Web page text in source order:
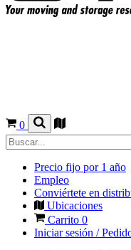
0
Precio fijo por 1 año
Empleo
Conviértete en
Ubicaciones
Carrito 0
Iniciar sesión /